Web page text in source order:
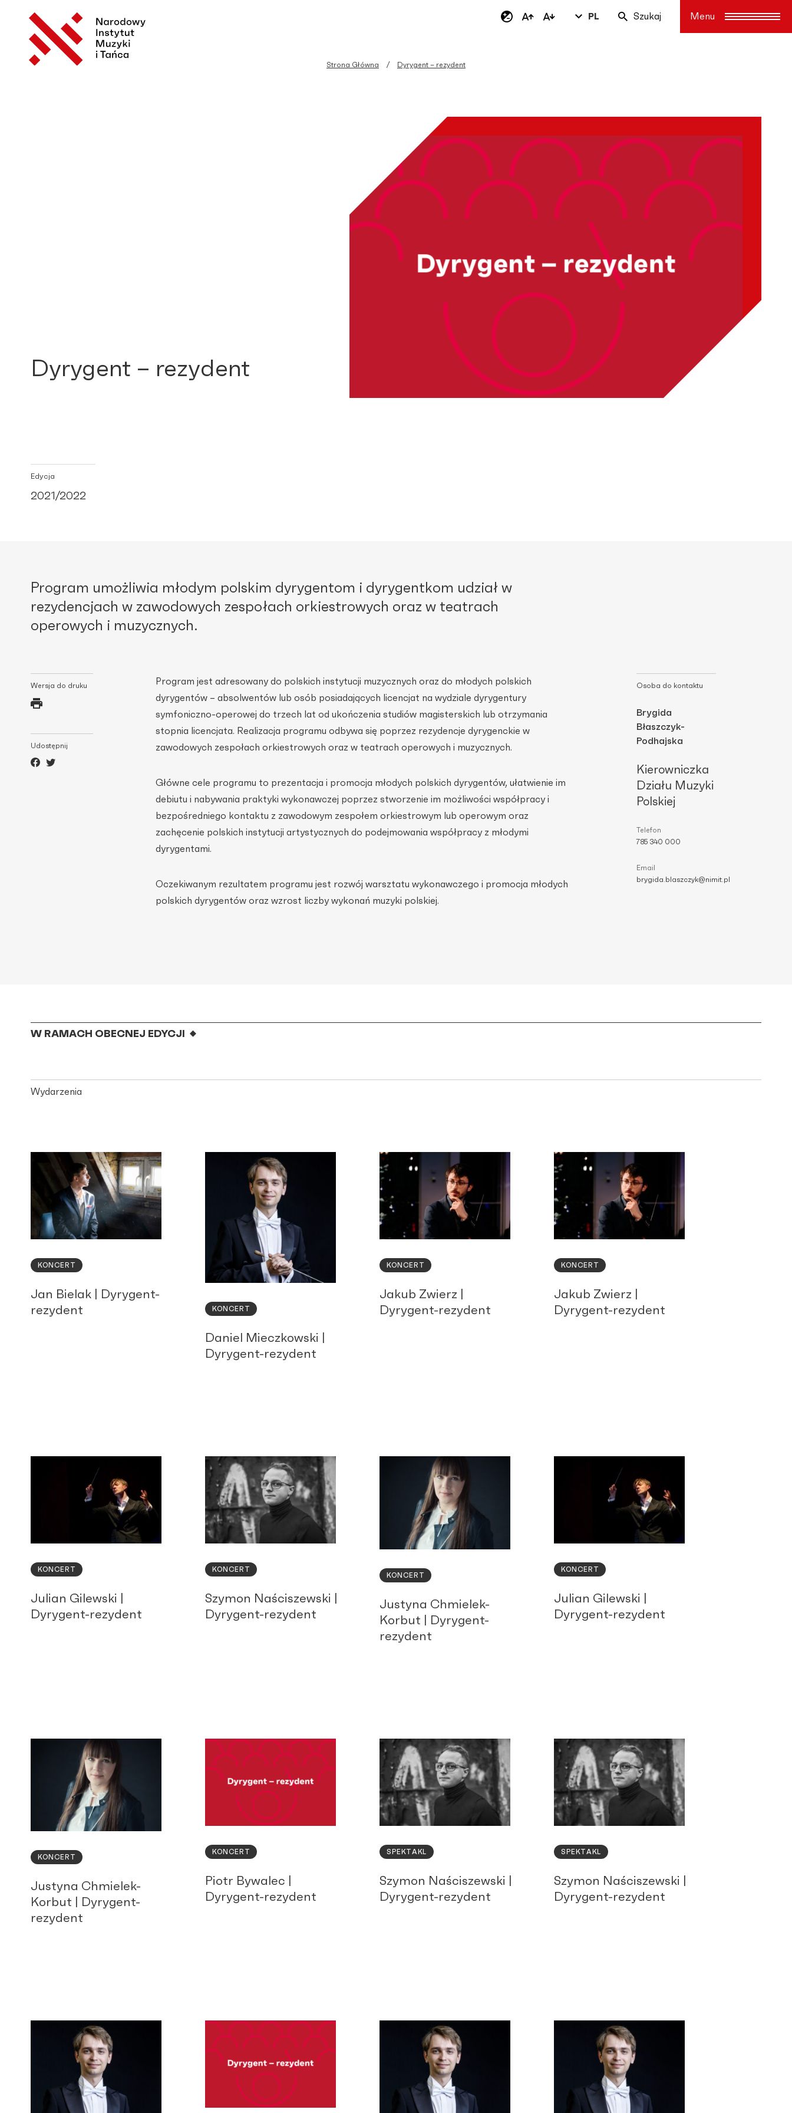
PL Szukaj
Strona Główna Dyrygent – rezydent
Dyrygent – rezydent
Edycja
2021/2022
Program umożliwia młodym polskim dyrygentom i dyrygentkom udział w
rezydencjach w zawodowych zespołach orkiestrowych oraz w teatrach
operowych i muzycznych.
Wersja do druku
Udostępnij
Program jest adresowany do polskich instytucji muzycznych oraz do młodych polskich
dyrygentów – absolwentów lub osób posiadających licencjat na wydziale dyrygentury
symfoniczno-operowej do trzech lat od ukończenia studiów magisterskich lub otrzymania
stopnia licencjata. Realizacja programu odbywa się poprzez rezydencje dyrygenckie w
zawodowych zespołach orkiestrowych oraz w teatrach operowych i muzycznych.
Główne cele programu to prezentacja i promocja młodych polskich dyrygentów, ułatwienie im
debiutu i nabywania praktyki wykonawczej poprzez stworzenie im możliwości współpracy i
bezpośredniego kontaktu z zawodowym zespołem orkiestrowym lub operowym oraz
zachęcenie polskich instytucji artystycznych do podejmowania współpracy z młodymi
dyrygentami.
Oczekiwanym rezultatem programu jest rozwój warsztatu wykonawczego i promocja młodych
polskich dyrygentów oraz wzrost liczby wykonań muzyki polskiej.
Osoba do kontaktu
Brygida
Błaszczyk-
Podhajska
Kierowniczka
Działu Muzyki
Polskiej
Telefon
785 340 000
Email
brygida.blaszczyk@nimit.pl
W RAMACH OBECNEJ EDYCJI
Wydarzenia
KONCERT
Jan Bielak | Dyrygent-
rezydent
KONCERT
Daniel Mieczkowski |
Dyrygent-rezydent
KONCERT
Jakub Zwierz |
Dyrygent-rezydent
KONCERT
Jakub Zwierz |
Dyrygent-rezydent
KONCERT
Julian Gilewski |
Dyrygent-rezydent
KONCERT
Szymon Naściszewski |
Dyrygent-rezydent
KONCERT
Justyna Chmielek-
Korbut | Dyrygent-
rezydent
KONCERT
Julian Gilewski |
Dyrygent-rezydent
KONCERT
Justyna Chmielek-
Korbut | Dyrygent-
rezydent
KONCERT
Piotr Bywalec |
Dyrygent-rezydent
SPEKTAKL
Szymon Naściszewski |
Dyrygent-rezydent
SPEKTAKL
Szymon Naściszewski |
Dyrygent-rezydent